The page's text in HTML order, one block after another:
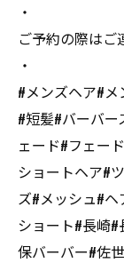
・
ご予約の際はご
・
#メンズヘア#
#短髪#バーバ
ェード#フェー
ショートヘア#
ズ#メッシュ#
ショート#長崎
保バーバー#佐